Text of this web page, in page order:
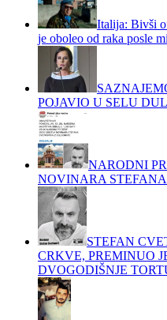
Italija: Bivši
je oboleo od raka posle
POJAVIO U SELU
NARODNI
NOVINARA
STEFAN
CRKVE, PREMINUO
DVOGODIŠNJE